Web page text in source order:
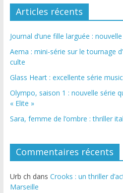
Articles récents
Journal d’une fille larguée :
Aema : mini-série sur le tournage
culte
Glass Heart : excellente série
Olympo, saison 1 : nouvelle série
« Elite »
Sara, femme de l’ombre : thriller
Commentaires récents
Urb ch dans Crooks : un thriller
Marseille